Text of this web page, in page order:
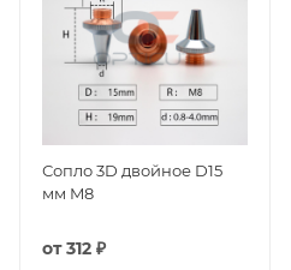
Сопло 3D двойное D15
мм M8
от312 ₽